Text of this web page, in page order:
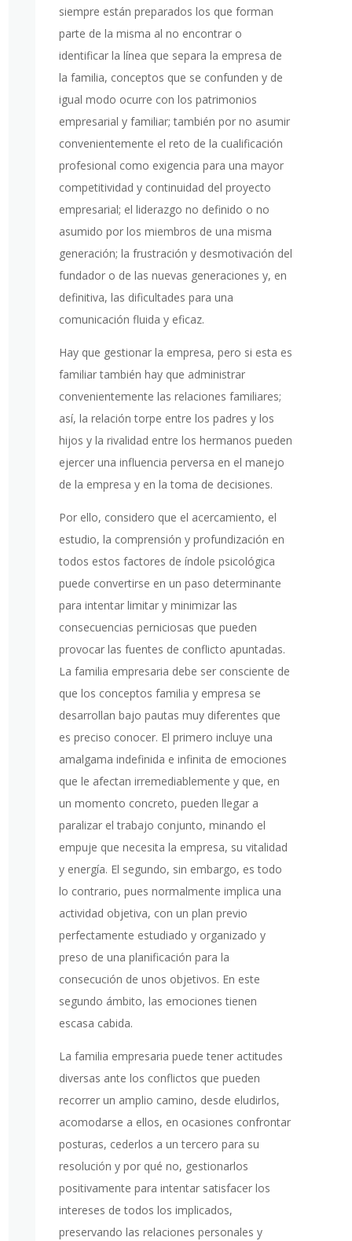
siempre están preparados los que forman
parte de la misma al no encontrar o
identificar la línea que separa la empresa de
la familia, conceptos que se confunden y de
igual modo ocurre con los patrimonios
empresarial y familiar; también por no asumir
convenientemente el reto de la cualificación
profesional como exigencia para una mayor
competitividad y continuidad del proyecto
empresarial; el liderazgo no definido o no
asumido por los miembros de una misma
generación; la frustración y desmotivación del
fundador o de las nuevas generaciones y, en
definitiva, las dificultades para una
comunicación fluida y eficaz.
Hay que gestionar la empresa, pero si esta es
familiar también hay que administrar
convenientemente las relaciones familiares;
así, la relación torpe entre los padres y los
hijos y la rivalidad entre los hermanos pueden
ejercer una influencia perversa en el manejo
de la empresa y en la toma de decisiones.
Por ello, considero que el acercamiento, el
estudio, la comprensión y profundización en
todos estos factores de índole psicológica
puede convertirse en un paso determinante
para intentar limitar y minimizar las
consecuencias perniciosas que pueden
provocar las fuentes de conflicto apuntadas.
La familia empresaria debe ser consciente de
que los conceptos familia y empresa se
desarrollan bajo pautas muy diferentes que
es preciso conocer. El primero incluye una
amalgama indefinida e infinita de emociones
que le afectan irremediablemente y que, en
un momento concreto, pueden llegar a
paralizar el trabajo conjunto, minando el
empuje que necesita la empresa, su vitalidad
y energía. El segundo, sin embargo, es todo
lo contrario, pues normalmente implica una
actividad objetiva, con un plan previo
perfectamente estudiado y organizado y
preso de una planificación para la
consecución de unos objetivos. En este
segundo ámbito, las emociones tienen
escasa cabida.
La familia empresaria puede tener actitudes
diversas ante los conflictos que pueden
recorrer un amplio camino, desde eludirlos,
acomodarse a ellos, en ocasiones confrontar
posturas, cederlos a un tercero para su
resolución y por qué no, gestionarlos
positivamente para intentar satisfacer los
intereses de todos los implicados,
preservando las relaciones personales y